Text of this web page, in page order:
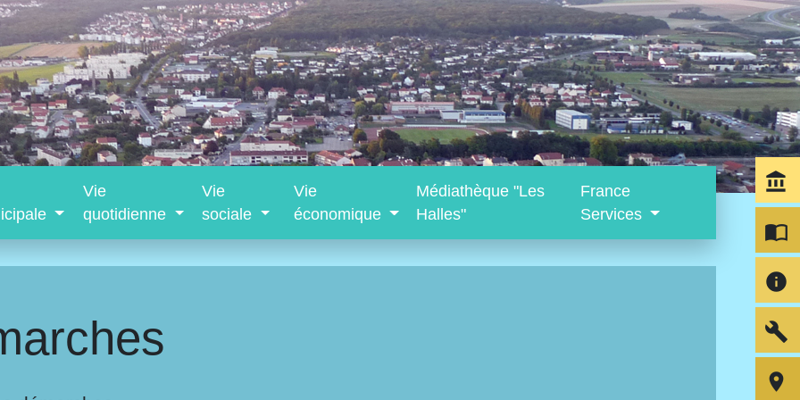
Vie
quotidienne
Vie
sociale
Vie
économique
Médiathèque "Les
Halles"
France
Services
account_balance
import_contacts
info
build
room